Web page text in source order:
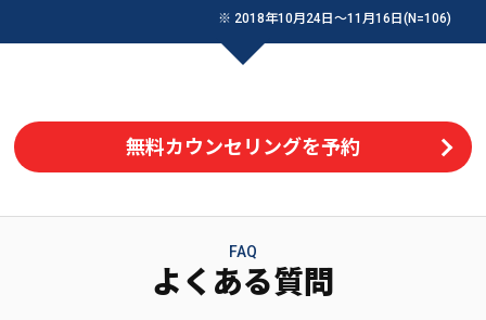
※ 2018年10月24日〜11月16日(N=106)
無料カウンセリングを予約
FAQ
よくある質問